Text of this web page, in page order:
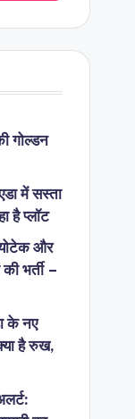
गोल्डन
में सस्ता
है प्लॉट
और
भर्ती –
के नए
है रुख,